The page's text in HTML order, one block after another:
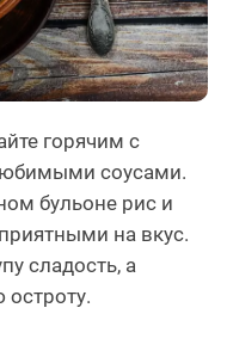
горячим с
соусами.
бульоне рис и
на вкус.
сладость, а